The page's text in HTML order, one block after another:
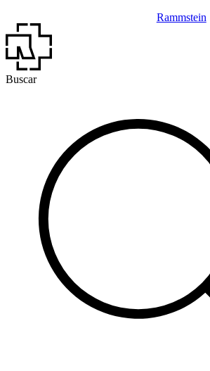
Rammstein
Buscar